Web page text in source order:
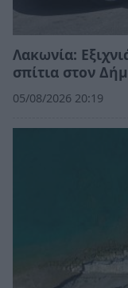
Λακωνία:
σπίτια στον
05/08/2026 20:19